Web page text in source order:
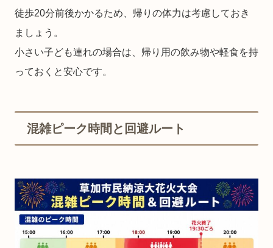
徒歩20分前後かかるため、帰りの体力は考慮しておき
ましょう。
小さい子ども連れの場合は、帰り用の飲み物や軽食を持
っておくと安心です。
混雑ピーク時間と回避ルート